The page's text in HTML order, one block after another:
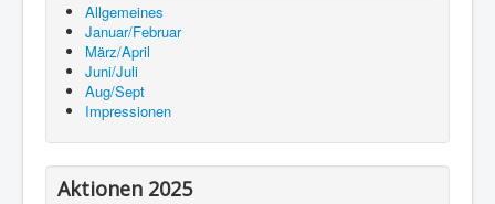
Allgemeines
Januar/Februar
März/April
Juni/Juli
Aug/Sept
Impressionen
Aktionen 2025